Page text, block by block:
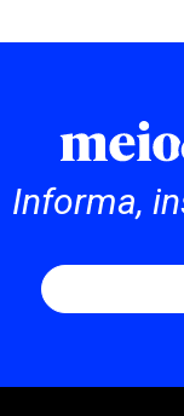
Informa,